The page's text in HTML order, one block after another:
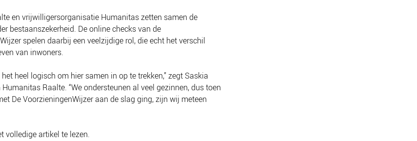
en vrijwilligersorganisatie Humanitas zetten samen de
bestaanszekerheid. De online checks van de
spelen daarbij een veelzijdige rol, die echt het verschil
van inwoners.
heel logisch om hier samen in op te trekken,” zegt Saskia
Raalte. “We ondersteunen al veel gezinnen, dus toen
De VoorzieningenWijzer aan de slag ging, zijn wij meteen
volledige artikel te lezen.